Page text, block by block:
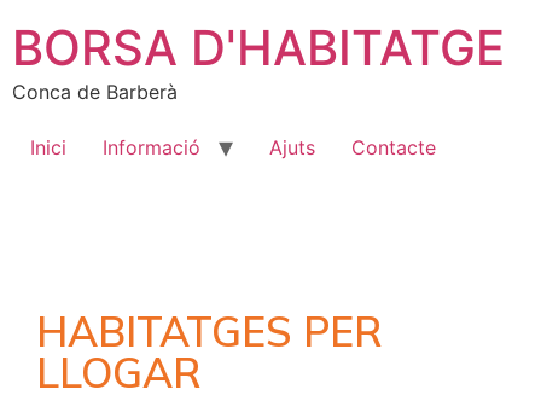
BORSA D'HABITATGE
Conca de Barberà
Inici Informació Ajuts Contacte
HABITATGES PER
LLOGAR